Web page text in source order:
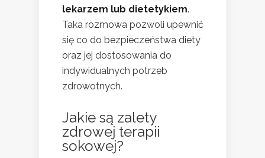
lekarzem lub dietetykiem.
Taka rozmowa pozwoli upewnić
się co do bezpieczeństwa diety
oraz jej dostosowania do
indywidualnych potrzeb
zdrowotnych.
Jakie są zalety
zdrowej terapii
sokowej?